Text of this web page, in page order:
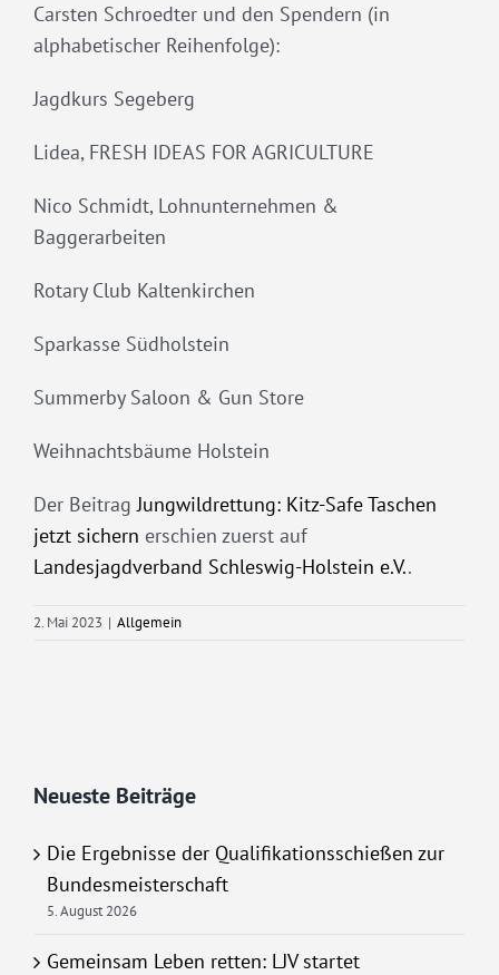
Carsten Schroedter und den Spendern (in
alphabetischer Reihenfolge):
Jagdkurs Segeberg
Lidea, FRESH IDEAS FOR AGRICULTURE
Nico Schmidt, Lohnunternehmen &
Baggerarbeiten
Rotary Club Kaltenkirchen
Sparkasse Südholstein
Summerby Saloon & Gun Store
Weihnachtsbäume Holstein
Der BeitragJungwildrettung: Kitz-Safe Taschen
jetzt sichern erschien zuerst auf
Landesjagdverband Schleswig-Holstein e.V..
2. Mai 2023 | Allgemein
Neueste Beiträge
Die Ergebnisse der Qualifikationsschießen zur
Bundesmeisterschaft
5. August 2026
Gemeinsam Leben retten: LJV startet